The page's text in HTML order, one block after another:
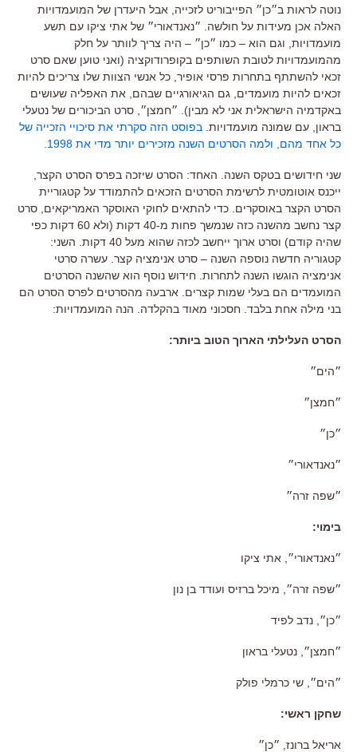
נוטה לראות ב״כן״ הפייבוריט לזכייה, אבל היעדרן של המועמדויות
האלה אכן מעידות על חולשה. ״נאנדאורי״ של אתי ציקו עם תשע
מועמדויות, וגם הוא – כמו ״כן״ – היה צריך לוותר על חלק
מהמועמדויות לטובת השותפים בקופרודוקציה (ואני טוען שאם סרט
זכאי להשתתף בתחרות פרסי אופיר, כל אנשי הצוות שלו צריכים להיות
זכאים להיות מועמדים, גם הגיאורגיים שבהם, את האפליה שעושים
באקדמיה הישראלית אני לא מבין). ״חמצן״, סרט הביכורים של נטעלי
בראון, עם שמונה מועמדויות. בפוסט הזה סקרתי את סיכויי הזכייה של
כל אחד מהם, ולמה הסרטים השנה מזכירים יותר מדי את 1998.
שני חידושים בטקס השנה. האחד: הסרט שיזכה בפרס הסרט הקצר,
ייכנס אוטומטית לרשימת הסרטים הזכאים להתמודד על קטגוריית
הסרט הקצר באוסקרים. כדי להתאים לחוקי האוסקר האמריקאים, סרט
קצר נחשב מהשנה כזה שנמשך פחות מ-40 דקות (ולא 60 דקות כפי
שהיה קודם) וסרט ארוך ייחשב לכזה שהוא מעל 40 דקות. השני:
קטגוריה חדשה נוספה השנה – סרט אנימציה קצר. עשרה סרטי
אנימציה הוגשו השנה לתחרות. חידוש נוסף הוא שהשנה הסרטים
המועמדים הם בעלי שמות קצרים. ארבעה מהסרטים לפרס הסרט הם
בני מילה אחת בלבד. חסכוני מאוד בהקלדה. הנה המועמדויות:
הסרט העלילתי הארוך הטוב ביותר:
״הים״
״חמצן״
״כן״
״נאנדאורי״
״שפה זרה״
בימוי:
״נאנדאורי״ אתי ציקו
״שפה זרה״ מיכל ברזיס ועודד בן נון
״כן״ נדב לפיד
״חמצן״ נטעלי בראון
״הים״ שי כרמלי פולק
שחקן ראשי:
אריאל ברונז ״כן״